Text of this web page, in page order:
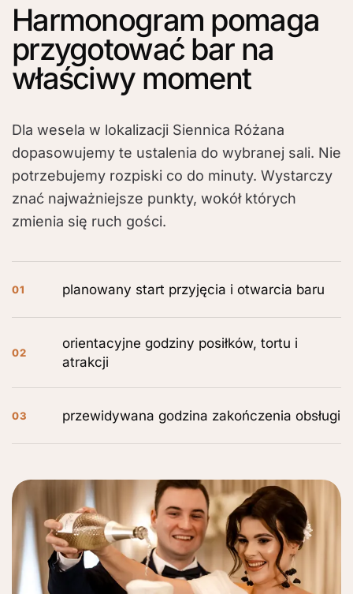
Harmonogram pomaga
przygotować bar na
właściwy moment
Dla wesela w lokalizacji Siennica Różana
dopasowujemy te ustalenia do wybranej sali. Nie
potrzebujemy rozpiski co do minuty. Wystarczy
znać najważniejsze punkty, wokół których
zmienia się ruch gości.
01 planowany start przyjęcia i otwarcia baru
02
orientacyjne godziny posiłków, tortu i
atrakcji
03 przewidywana godzina zakończenia obsługi